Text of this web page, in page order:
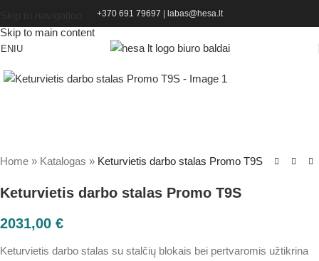
Skip to main content
+370 691 79697 labas@hesa.lt
Home » Katalogas » Keturvietis darbo stalas Promo T9S
Keturvietis darbo stalas Promo T9S
2031,00 €
Keturvietis darbo stalas su stalčių blokais bei pertvaromis užtikrina